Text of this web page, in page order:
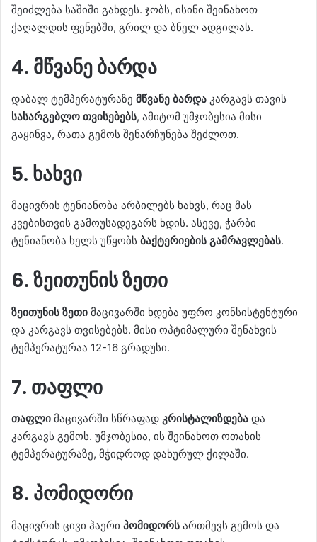
შეიძლება საშიში გახდეს. ჯობს, ისინი შეინახოთ
ქაღალდის ფენებში, გრილ და ბნელ ადგილას.
4. მწვანე ბარდა
დაბალ ტემპერატურაზე მწვანე ბარდა კარგავს თავის
სასარგებლო თვისებებს, ამიტომ უმჯობესია მისი
გაყინვა, რათა გემოს შენარჩუნება შეძლოთ.
5. ხახვი
მაცივრის ტენიანობა არბილებს ხახვს, რაც მას
კვებისთვის გამოუსადეგარს ხდის. ასევე, ჭარბი
ტენიანობა ხელს უწყობს ბაქტერიების გამრავლებას.
6. ზეითუნის ზეთი
ზეითუნის ზეთი მაცივარში ხდება უფრო კონსისტენტური
და კარგავს თვისებებს. მისი ოპტიმალური შენახვის
ტემპერატურაა 12-16 გრადუსი.
7. თაფლი
თაფლი მაცივარში სწრაფად კრისტალიზდება და
კარგავს გემოს. უმჯობესია, ის შეინახოთ ოთახის
ტემპერატურაზე, მჭიდროდ დახურულ ქილაში.
8. პომიდორი
მაცივრის ცივი ჰაერი პომიდორს ართმევს გემოს და